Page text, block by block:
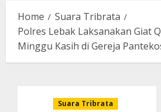
Home
Suara Tribrata
Polres Lebak Laksanakan Giat
Minggu Kasih di Gereja
Suara Tribrata